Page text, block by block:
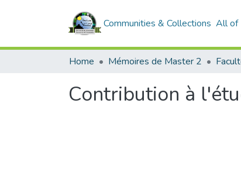
Communities & Collections All of
Home Mémoires de Master 2
Contribution à